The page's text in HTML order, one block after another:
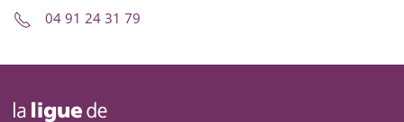
04 91 24 31 79